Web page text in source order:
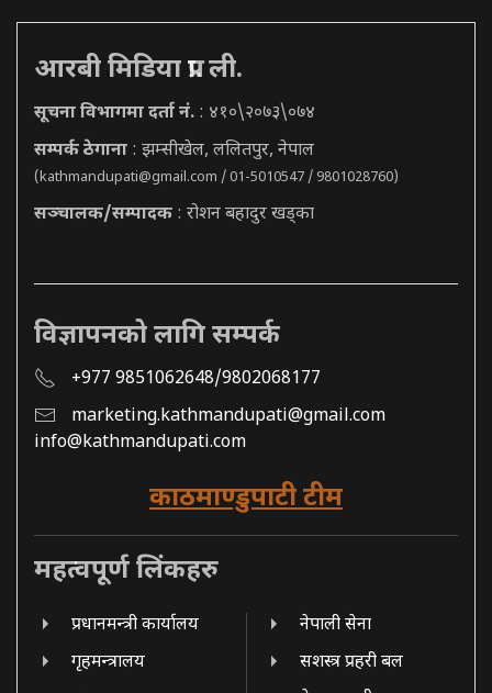
आरबी मिडिया प्रा. ली.
सूचना विभागमा दर्ता नं. : ४१०\२०७३\०७४
सम्पर्क ठेगाना : झम्सीखेल, ललितपुर, नेपाल
(kathmandupati@gmail.com / 01-5010547 / 9801028760)
सञ्चालक/सम्पादक : रोशन बहादुर खड्का
विज्ञापनको लागि सम्पर्क
+977 9851062648/9802068177
marketing.kathmandupati@gmail.com
info@kathmandupati.com
काठमाण्डुपाटी टीम
महत्वपूर्ण लिंकहरु
प्रधानमन्त्री कार्यालय
गृहमन्त्रालय
नेपाली सेना
सशस्त्र प्रहरी बल